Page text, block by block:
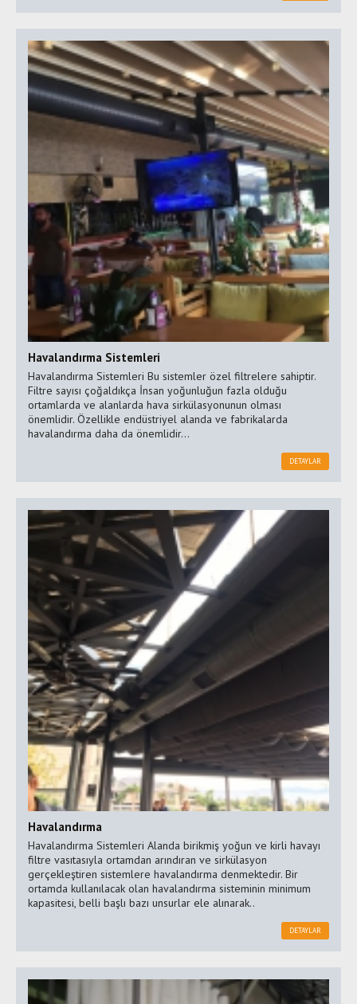
Havalandırma Sistemleri
Havalandırma Sistemleri Bu sistemler özel filtrelere sahiptir.
Filtre sayısı çoğaldıkça İnsan yoğunluğun fazla olduğu
ortamlarda ve alanlarda hava sirkülasyonunun olması
önemlidir. Özellikle endüstriyel alanda ve fabrikalarda
havalandırma daha da önemlidir...
DETAYLAR
Havalandırma
Havalandırma Sistemleri Alanda birikmiş yoğun ve kirli havayı
filtre vasıtasıyla ortamdan arındıran ve sirkülasyon
gerçekleştiren sistemlere havalandırma denmektedir. Bir
ortamda kullanılacak olan havalandırma sisteminin minimum
kapasitesi, belli başlı bazı unsurlar ele alınarak..
DETAYLAR